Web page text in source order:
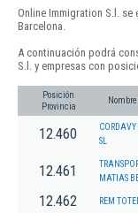
Online Immigration S.l. se
Barcelona.
A continuación podrá
S.l. y empresas con
Posición
Provincia
12.460
SL
12.461
MATIAS
12.462 REM